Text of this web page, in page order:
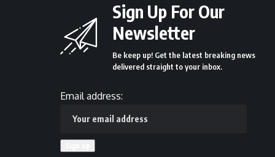
Sign Up For Our
Newsletter
Be keep up! Get the latest breaking news
delivered straight to your inbox.
Email address: